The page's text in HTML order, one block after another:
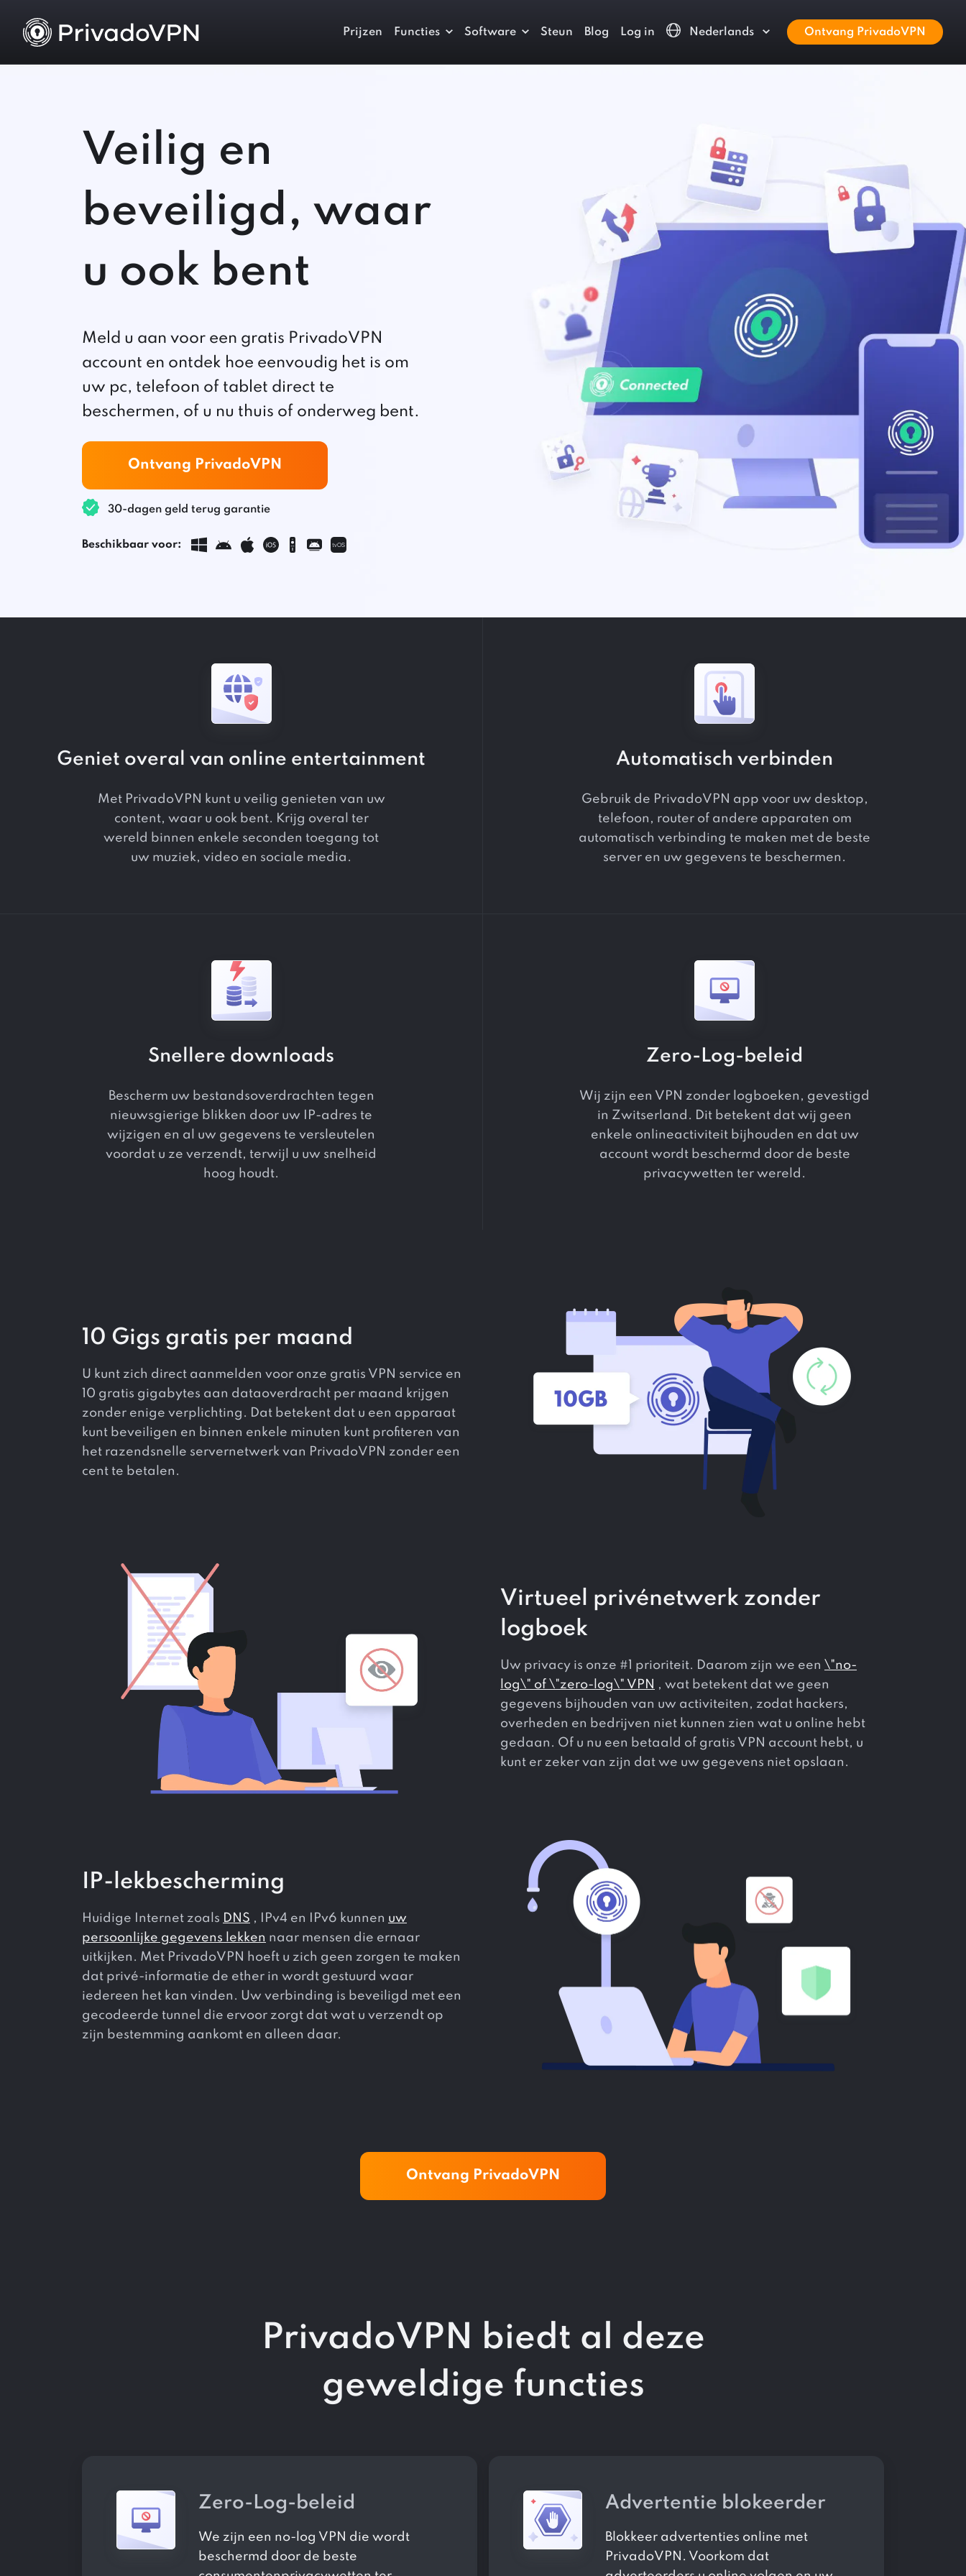
Prijzen Functies Software Steun Blog Log in Nederlands Ontvang PrivadoVPN
Veilig en
beveiligd, waar
u ook bent
Meld u aan voor een gratis PrivadoVPN
account en ontdek hoe eenvoudig het is om
uw pc, telefoon of tablet direct te
beschermen, of u nu thuis of onderweg bent.
Ontvang PrivadoVPN
30-dagen geld terug garantie
Beschikbaar voor:
Geniet overal van online entertainment
Met PrivadoVPN kunt u veilig genieten van uw
content, waar u ook bent. Krijg overal ter
wereld binnen enkele seconden toegang tot
uw muziek, video en sociale media.
Automatisch verbinden
Gebruik de PrivadoVPN app voor uw desktop,
telefoon, router of andere apparaten om
automatisch verbinding te maken met de beste
server en uw gegevens te beschermen.
Snellere downloads
Bescherm uw bestandsoverdrachten tegen
nieuwsgierige blikken door uw IP-adres te
wijzigen en al uw gegevens te versleutelen
voordat u ze verzendt, terwijl u uw snelheid
hoog houdt.
Zero-Log-beleid
Wij zijn een VPN zonder logboeken, gevestigd
in Zwitserland. Dit betekent dat wij geen
enkele onlineactiviteit bijhouden en dat uw
account wordt beschermd door de beste
privacywetten ter wereld.
10 Gigs gratis per maand
U kunt zich direct aanmelden voor onze gratis VPN service en
10 gratis gigabytes aan dataoverdracht per maand krijgen
zonder enige verplichting. Dat betekent dat u een apparaat
kunt beveiligen en binnen enkele minuten kunt profiteren van
het razendsnelle servernetwerk van PrivadoVPN zonder een
cent te betalen.
Virtueel privénetwerk zonder
logboek
Uw privacy is onze #1 prioriteit. Daarom zijn we een \"no-
log\" of \"zero-log\" VPN , wat betekent dat we geen
gegevens bijhouden van uw activiteiten, zodat hackers,
overheden en bedrijven niet kunnen zien wat u online hebt
gedaan. Of u nu een betaald of gratis VPN account hebt, u
kunt er zeker van zijn dat we uw gegevens niet opslaan.
IP-lekbescherming
Huidige Internet zoals DNS , IPv4 en IPv6 kunnen uw
persoonlijke gegevens lekken naar mensen die ernaar
uitkijken. Met PrivadoVPN hoeft u zich geen zorgen te maken
dat privé-informatie de ether in wordt gestuurd waar
iedereen het kan vinden. Uw verbinding is beveiligd met een
gecodeerde tunnel die ervoor zorgt dat wat u verzendt op
zijn bestemming aankomt en alleen daar.
Ontvang PrivadoVPN
PrivadoVPN biedt al deze
geweldige functies
Zero-Log-beleid
We zijn een no-log VPN die wordt
beschermd door de beste
Advertentie blokeerder
Blokkeer advertenties online met
PrivadoVPN. Voorkom dat